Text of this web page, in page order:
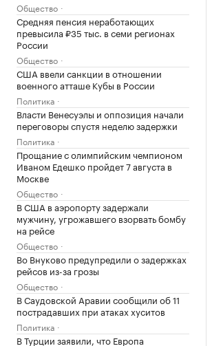
Общество
Средняя пенсия неработающих
превысила ₽35 тыс. в семи регионах
России
Общество
США ввели санкции в отношении
военного атташе Кубы в России
Политика
Власти Венесуэлы и оппозиция начали
переговоры спустя неделю задержки
Политика
Прощание с олимпийским чемпионом
Иваном Едешко пройдет 7 августа в
Москве
Общество
В США в аэропорту задержали
мужчину, угрожавшего взорвать бомбу
на рейсе
Общество
Во Внуково предупредили о задержках
рейсов из-за грозы
Общество
В Саудовской Аравии сообщили об 11
пострадавших при атаках хуситов
Политика
В Турции заявили, что Европа